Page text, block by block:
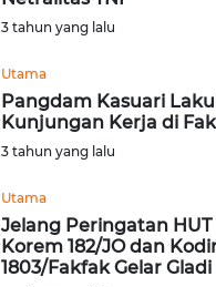
3 tahun yang lalu
Utama
Pangdam Kasuari
Kunjungan Kerja di
3 tahun yang lalu
Utama
Jelang Peringatan HUT
Korem 182/JO dan
1803/Fakfak Gelar